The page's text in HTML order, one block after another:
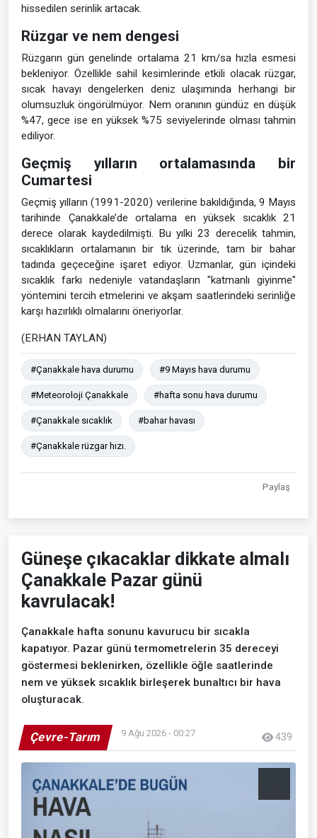
hissedilen serinlik artacak.
Rüzgar ve nem dengesi
Rüzgarın gün genelinde ortalama 21 km/sa hızla esmesi
bekleniyor. Özellikle sahil kesimlerinde etkili olacak rüzgar,
sıcak havayı dengelerken deniz ulaşımında herhangi bir
olumsuzluk öngörülmüyor. Nem oranının gündüz en düşük
%47, gece ise en yüksek %75 seviyelerinde olması tahmin
ediliyor.
Geçmiş yılların ortalamasında bir
Cumartesi
Geçmiş yılların (1991-2020) verilerine bakıldığında, 9 Mayıs
tarihinde Çanakkale’de ortalama en yüksek sıcaklık 21
derece olarak kaydedilmişti. Bu yılki 23 derecelik tahmin,
sıcaklıkların ortalamanın bir tık üzerinde, tam bir bahar
tadında geçeceğine işaret ediyor. Uzmanlar, gün içindeki
sıcaklık farkı nedeniyle vatandaşların "katmanlı giyinme"
yöntemini tercih etmelerini ve akşam saatlerindeki serinliğe
karşı hazırlıklı olmalarını öneriyorlar.
(ERHAN TAYLAN)
#Çanakkale hava durumu #9 Mayıs hava durumu
#Meteoroloji Çanakkale #hafta sonu hava durumu
#Çanakkale sıcaklık #bahar havası
#Çanakkale rüzgar hızı.
Paylaş
Güneşe çıkacaklar dikkate almalı
Çanakkale Pazar günü
kavrulacak!
Çanakkale hafta sonunu kavurucu bir sıcakla
kapatıyor. Pazar günü termometrelerin 35 dereceyi
göstermesi beklenirken, özellikle öğle saatlerinde
nem ve yüksek sıcaklık birleşerek bunaltıcı bir hava
oluşturacak.
Çevre-Tarım 9 Ağu 2026 - 00:27 439